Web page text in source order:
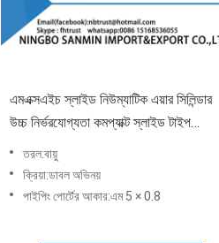
এমএক্সএইচ স্লাইড নিউম্যাটিক এয়ার সিলিন্ডার
উচ্চ নির্ভরযোগ্যতা কমপ্যাক্ট স্লাইড টাইপ
তরল:বায়ু
ক্রিয়া:ডাবল অভিনয়
পাইপিং পোর্টের আকার:এম 5 × 0.8